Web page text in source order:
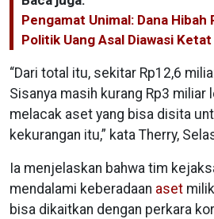
Pengamat Unimal: Dana Hibah
Politik Uang Asal Diawasi Ketat
“Dari total itu, sekitar Rp12,6
Sisanya masih kurang Rp3 miliar
melacak aset yang bisa disita
kekurangan itu,” kata Therry,
Ia menjelaskan bahwa tim
mendalami keberadaan aset
bisa dikaitkan dengan perkara